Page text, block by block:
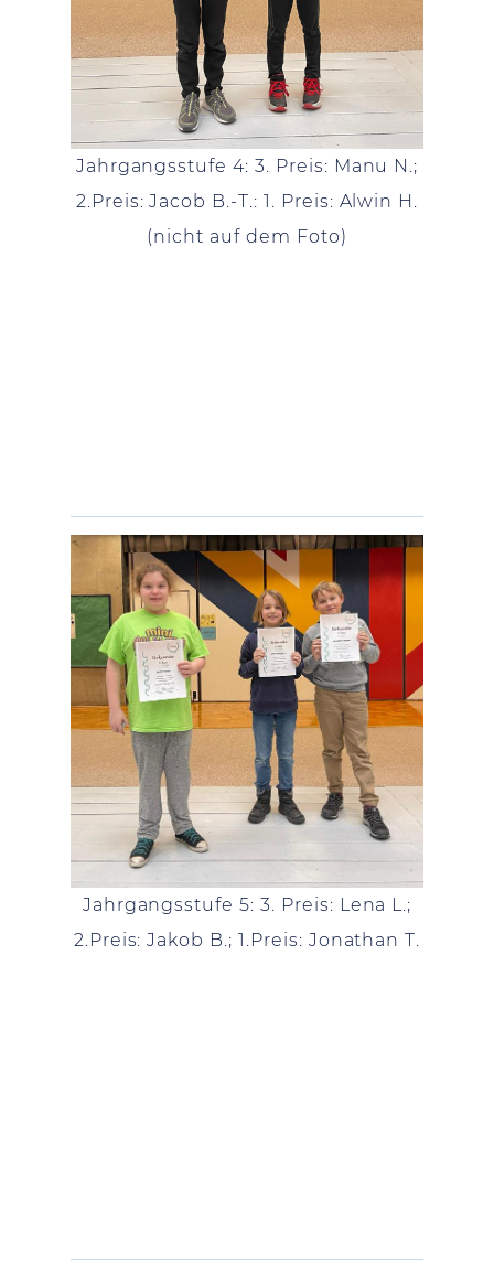
Jahrgangsstufe 4: 3. Preis: Manu N.;
2.Preis: Jacob B.-T.: 1. Preis: Alwin H.
(nicht auf dem Foto)
Jahrgangsstufe 5: 3. Preis: Lena L.;
2.Preis: Jakob B.; 1.Preis: Jonathan T.